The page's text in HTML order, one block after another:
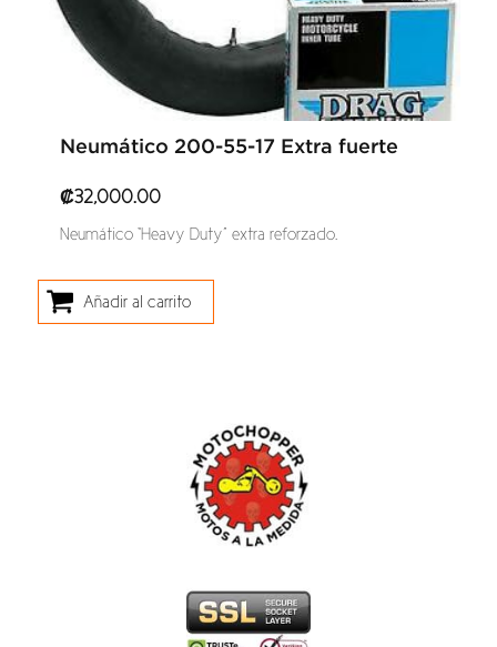
Neumático 200-55-17 Extra fuerte
₡32,000.00
Neumático “Heavy Duty” extra reforzado.
Añadir al carrito